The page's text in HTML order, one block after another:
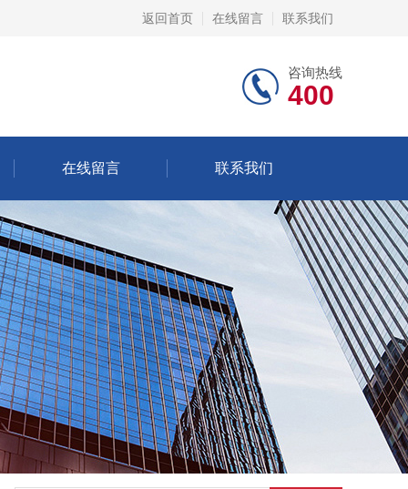
返回首页 在线留言 联系我们
咨询热线
400
在线留言 联系我们